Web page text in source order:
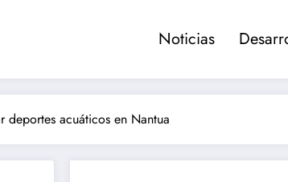
Noticias
acuáticos en Nantua